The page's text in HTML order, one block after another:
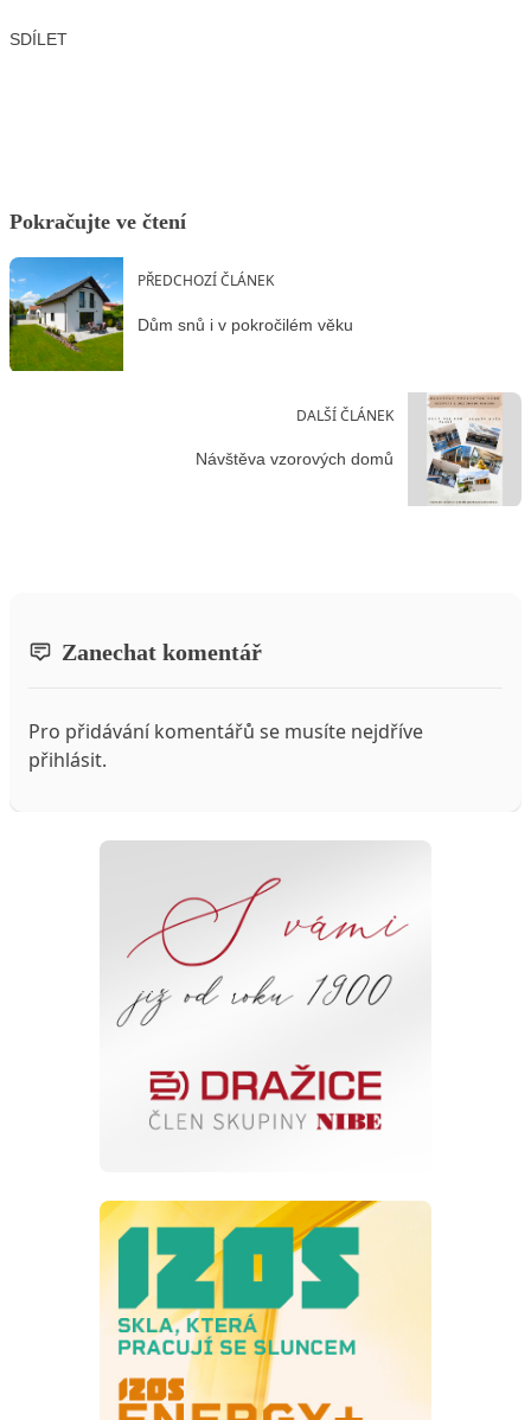
SDÍLET
Pokračujte ve čtení
PŘEDCHOZÍ ČLÁNEK
Dům snů i v pokročilém věku
DALŠÍ ČLÁNEK
Návštěva vzorových domů
Zanechat komentář
Pro přidávání komentářů se musíte nejdříve
přihlásit.